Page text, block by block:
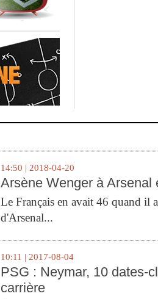
14:50 | 2018-04-20
Arsène Wenger à Arsenal
Le Français en avait 46 quand il
d'Arsenal...
10:11 | 2017-08-04
PSG : Neymar, 10 dates-
carrière